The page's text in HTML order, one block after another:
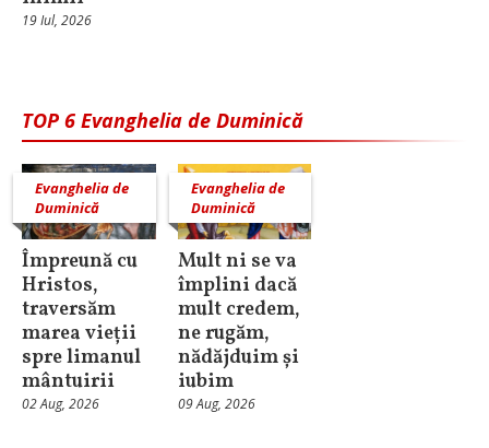
19 Iul, 2026
TOP 6 Evanghelia de Duminică
Evanghelia de
Duminică
Împreună cu
Hristos,
traversăm
marea vieții
spre limanul
mântuirii
02 Aug, 2026
Evanghelia de
Duminică
Mult ni se va
împlini dacă
mult credem,
ne rugăm,
nădăjduim și
iubim
09 Aug, 2026